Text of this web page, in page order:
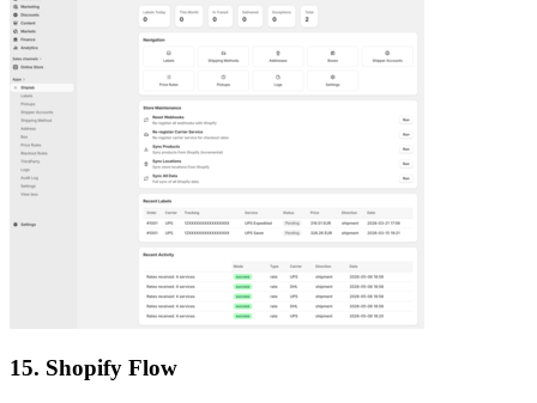
15. Shopify Flow